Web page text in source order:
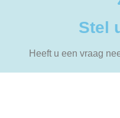
Stel
Heeft u een vraag